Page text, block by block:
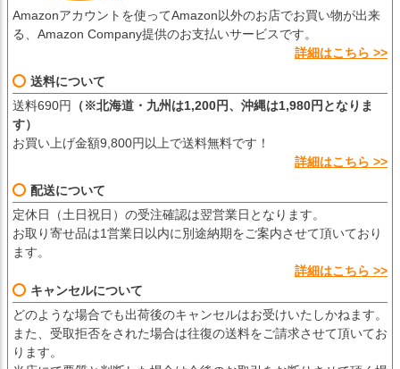
Amazonアカウントを使ってAmazon以外のお店でお買い物が出来
る、Amazon Company提供のお支払いサービスです。
詳細はこちら >>
送料について
送料690円
（※北海道・九州は1,200円、沖縄は1,980円となりま
す）
お買い上げ金額9,800円以上で送料無料です！
詳細はこちら >>
配送について
定休日（土日祝日）の受注確認は翌営業日となります。
お取り寄せ品は1営業日以内に別途納期をご案内させて頂いており
ます。
詳細はこちら >>
キャンセルについて
どのような場合でも出荷後のキャンセルはお受けいたしかねます。
また、受取拒否をされた場合は往復の送料をご請求させて頂いてお
ります。